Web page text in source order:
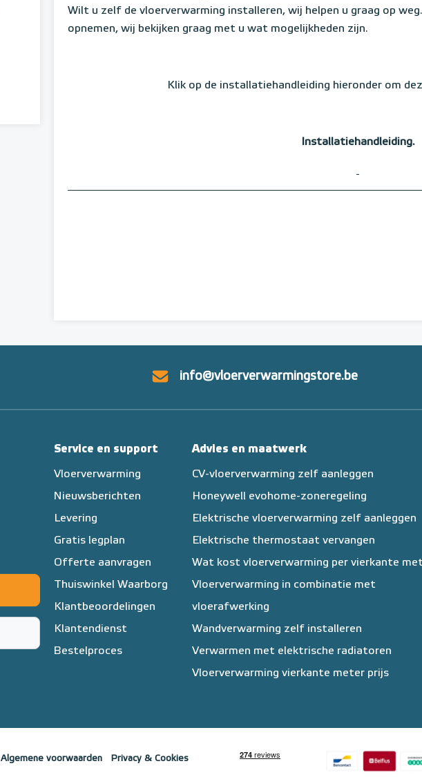
Wilt u zelf de vloerverwarming installeren, wij helpen u graag op
opnemen, wij bekijken graag met u wat mogelijkheden zijn.
Klik op de installatiehandleiding hieronder om
Installatiehandleiding.
info@vloerverwarmingstore.be
Service en support
Vloerverwarming
Nieuwsberichten
Levering
Gratis legplan
Offerte aanvragen
Thuiswinkel Waarborg
Klantbeoordelingen
Klantendienst
Bestelproces
Advies en maatwerk
CV-vloerverwarming zelf aanleggen
Honeywell evohome-zoneregeling
Elektrische vloerverwarming zelf aanleggen
Elektrische thermostaat vervangen
Wat kost vloerverwarming per vierkante
Vloerverwarming in combinatie met
vloerafwerking
Wandverwarming zelf installeren
Verwarmen met elektrische radiatoren
Vloerverwarming vierkante meter prijs
Algemene voorwaarden Privacy & Cookies